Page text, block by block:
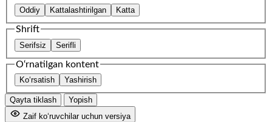
Oddiy Kattalashtirilgan Katta
Shrift
Serifsiz Serifli
O‘rnatilgan kontent
Ko‘rsatish Yashirish
Qayta tiklash
Yopish
Zaif ko‘ruvchilar uchun versiya